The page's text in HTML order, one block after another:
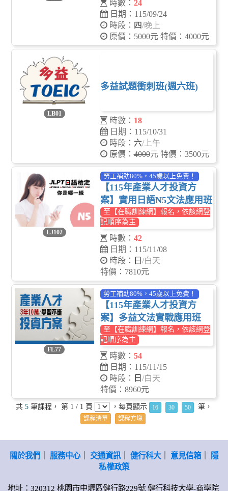
時數： 24
日期：115/09/24
時段： 四/晚上
原價：5000元 特價：4000元
LB01
多益試題衝刺班(週六班)
時數： 18
日期：115/10/31
時段： 六/上午
原價：4000元 特價：3500元
LJ102
勞工補助80%，45歲以上免費！
【115年產業人才投資方
案】實用日語N5文法應用班
至【在職訓練網】報名，依該網登
記順序為主
時數： 42
日期：115/11/08
時段：
日 /白天
特價：7810元
FL77
勞工補助80%，45歲以上免費！
【115年產業人才投資方
案】多益文法實戰應用班
至【在職訓練網】報名，依該網登
記順序為主
時數： 54
日期：115/11/15
時段：
日 /白天
特價：8960元
共 5 筆課程， 第 1 / 1 頁 ，每頁顯示 16 30 50 筆，
課程清單 課程方塊
關於我們 服務中心｜ 交通資訊｜ 健行科大｜ 意見信箱｜
隱
私權政策
地址：320312 桃園市中壢區健行路229號 健行科技大學-商學院